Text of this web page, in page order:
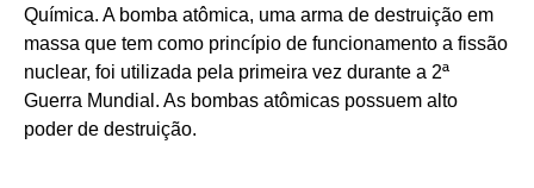
Química. A bomba atômica, uma arma de destruição em
massa que tem como princípio de funcionamento a fissão
nuclear, foi utilizada pela primeira vez durante a 2ª
Guerra Mundial. As bombas atômicas possuem alto
poder de destruição.